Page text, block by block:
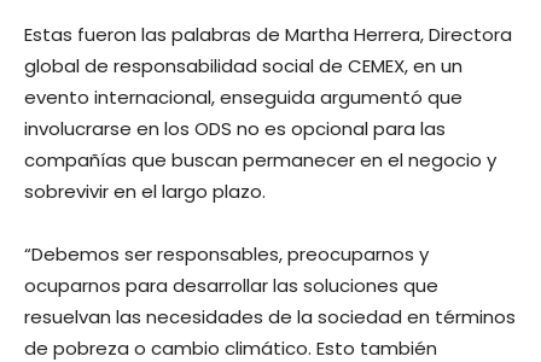
Estas fueron las palabras de Martha Herrera, Directora
global de responsabilidad social de CEMEX, en un
evento internacional, enseguida argumentó que
involucrarse en los ODS no es opcional para las
compañías que buscan permanecer en el negocio y
sobrevivir en el largo plazo.
“Debemos ser responsables, preocuparnos y
ocuparnos para desarrollar las soluciones que
resuelvan las necesidades de la sociedad en términos
de pobreza o cambio climático. Esto también